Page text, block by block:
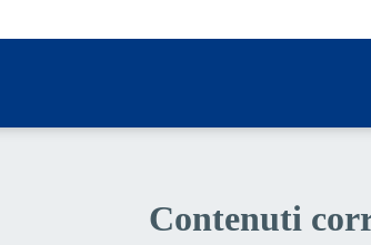
Contenuti